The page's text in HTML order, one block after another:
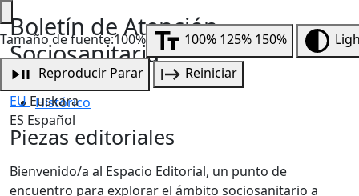
Tamaño de fuente:100% 100% 125% 150%
Reproducir Parar
Reiniciar
EU Euskara
ES Español
Boletín de Atención
Sociosanitaria
Piezas editoriales
Histórico
Piezas editoriales
Bienvenido/a al Espacio Editorial, un punto de
encuentro para explorar el ámbito sociosanitario a